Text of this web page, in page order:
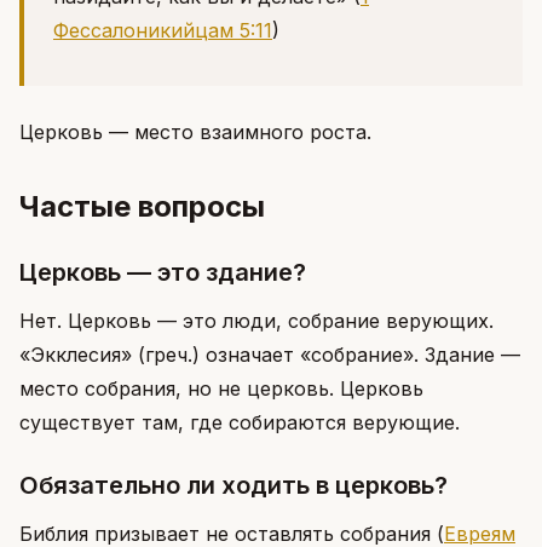
Фессалоникийцам 5:11)
Церковь — место взаимного роста.
Частые вопросы
Церковь — это здание?
Нет. Церковь — это люди, собрание верующих.
«Экклесия» (греч.) означает «собрание». Здание —
место собрания, но не церковь. Церковь
существует там, где собираются верующие.
Обязательно ли ходить в церковь?
Библия призывает не оставлять собрания (Евреям